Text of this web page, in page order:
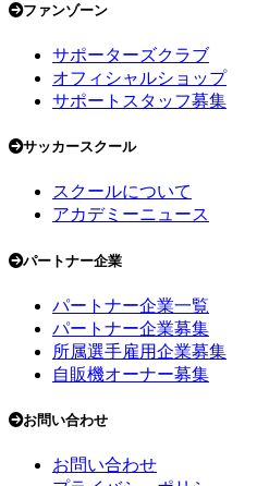
ファンゾーン
サポーターズクラブ
オフィシャルショップ
サポートスタッフ募集
サッカースクール
スクールについて
アカデミーニュース
パートナー企業
パートナー企業一覧
パートナー企業募集
所属選手雇用企業募集
自販機オーナー募集
お問い合わせ
お問い合わせ